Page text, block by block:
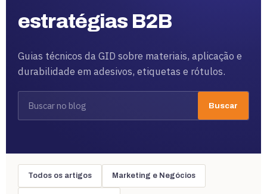
estratégias B2B
Guias técnicos da GID sobre materiais, aplicação e
durabilidade em adesivos, etiquetas e rótulos.
Buscar
Todos os artigos Marketing e Negócios